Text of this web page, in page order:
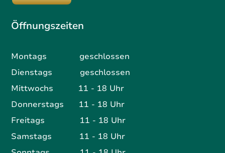
Öffnungszeiten
Montags geschlossen
Dienstags geschlossen
Mittwochs 11 - 18 Uhr
Donnerstags 11 - 18 Uhr
Freitags 11 - 18 Uhr
Samstags 11 - 18 Uhr